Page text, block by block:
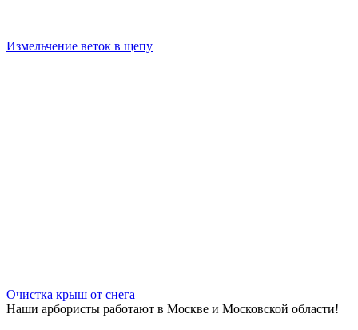
Измельчение веток в щепу
Очистка крыш от снега
Наши арбористы работают в Москве и Московской области!